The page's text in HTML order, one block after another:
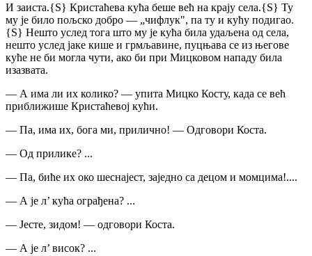
И заиста.{S} Кристаћева кућа беше већ на крају села.{S} Ту
му је било пољско добро — „чифлук", па ту и кућу подигао.
{S} Нешто услед тога што му је кућа била удаљена од села,
нешто услед јаке кише и грмљавине, пуцњава се из његове
куће не би могла чути, ако би при Мицковом нападу била
изазвата.
— А има ли их колико? — упита Мицко Косту, када се већ
приближише Кристаћевој кући.
— Па, има их, бога ми, прилично! — Одговори Коста.
— Од прилике? ...
— Па, биће их око шеснајест, заједно са децом и момцима!....
— А је л’ кућа ограђена? ...
— Јесте, зидом! — одговори Коста.
— А је л’ висок? ...